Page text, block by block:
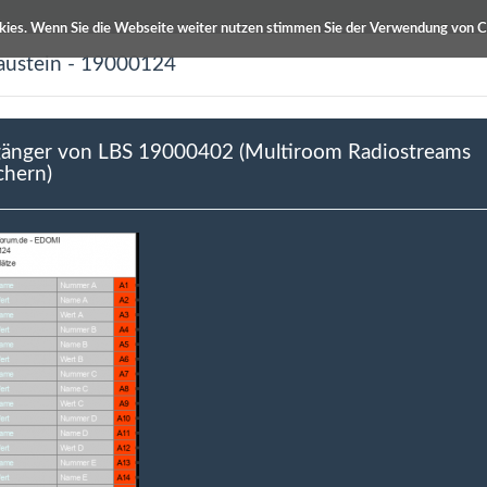
Wenn Sie die Webseite weiter nutzen stimmen Sie der Verwendung von
(Multiroom Radiostreams speichern)
- 19000124
von LBS 19000402 (Multiroom Radiostreams